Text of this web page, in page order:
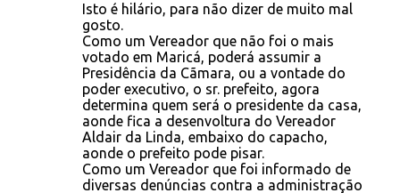
Isto é hilário, para não dizer de muito mal
gosto.
Como um Vereador que não foi o mais
votado em Maricá, poderá assumir a
Presidência da Cãmara, ou a vontade do
poder executivo, o sr. prefeito, agora
determina quem será o presidente da casa,
aonde fica a desenvoltura do Vereador
Aldair da Linda, embaixo do capacho,
aonde o prefeito pode pisar.
Como um Vereador que foi informado de
diversas denúncias contra a administração